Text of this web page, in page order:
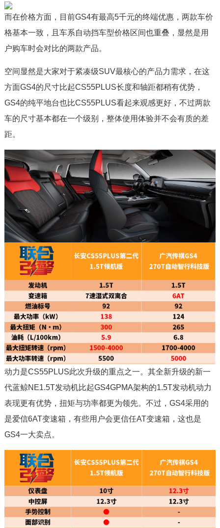
而在价格方面，目前GS4有最高5千元的终端优惠，两款车价
格基本一致，且车系自动挡车型价格区间也重叠，显然是用
户购车时会对比的两款产品。
空间显然是大家对于紧凑级SUV最核心的产品力需求，在这
方面GS4的尺寸比起CS55PLUS长度和轴距都稍有优势，
GS4的纯平地台也比CS55PLUS看起来观感更好，不过两款
车的尺寸基本都在一个级别，整体使用体验并不会有质的差
距。
动力是CS55PLUS此次升级的重点之一。其全新升级的新一
代蓝鲸NE1.5T发动机比起GS4GPMA架构的1.5T发动机动力
表现更有优势，扭矩与功率都更为领先。不过，GS4采用的
是爱信6AT变速箱，有些用户会更信任AT变速箱，这也是
GS4一大卖点。